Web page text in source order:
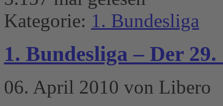
Kategorie: 1. Bundesliga
1. Bundesliga – Der
06. April 2010 von Libero